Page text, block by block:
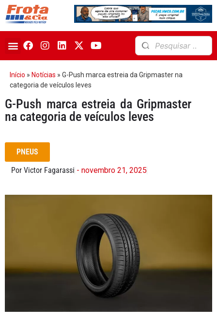
Início » Notícias » G-Push marca estreia da Gripmaster na
categoria de veículos leves
G-Push marca estreia da Gripmaster
na categoria de veículos leves
PNEUS
Por Victor Fagarassi - novembro 21, 2025